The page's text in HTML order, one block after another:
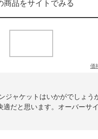
商品をサイトでみる
価
ジャケットはいかがでしょう
だと思います。オーバーサ